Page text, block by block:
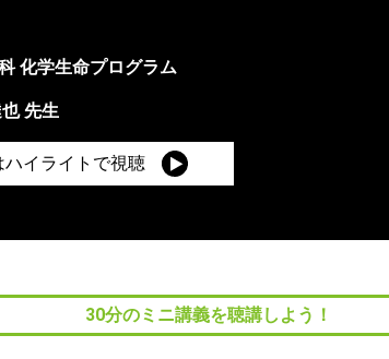
化学生命プログラム
先生
ハイライトで視聴
30分のミニ講義を聴講しよう！